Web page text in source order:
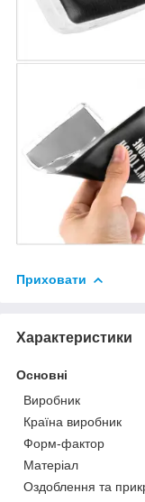
Приховати
Характеристики
Основні
Виробник
Країна виробник
Форм-фактор
Матеріал
Оздоблення та